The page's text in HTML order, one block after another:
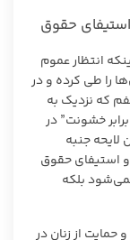
استیفای حقوق
انتظار عموم
را طی کرده و در
که نزدیک به
خشونت” در
جنبه
و استیفای حقوق
بلکه
حمایت از زنان در